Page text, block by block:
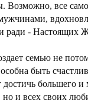
Возможно, все
ради - Настоящих
семью не
быть
большего и
но и всех своих